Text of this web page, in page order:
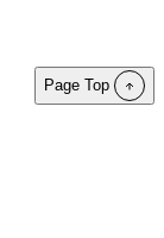
Page Top